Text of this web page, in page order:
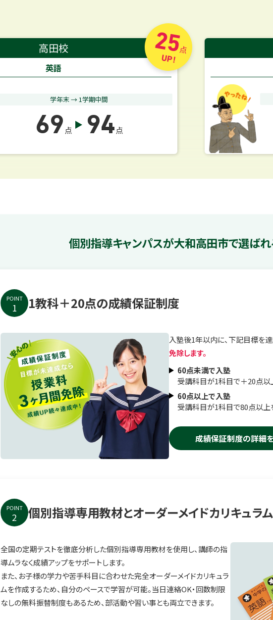
高田校
英語
学年末 → 1学期中間
69 点 94 点
25点
UP!
個別指導キャンパスが大和高田市で選ば
POINT
1 1教科＋20点の成績保証制度
入塾後1年以内に、下記目標を
免除します。
60点未満で入塾
受講科目が1科目で＋20点以
60点以上で入塾
受講科目が1科目で80点以上
成績保証制度の詳細
POINT
2 個別指導専用教材とオーダーメイドカリキュラム
全国の定期テストを徹底分析した個別指導専用教材を使用し、講師の指
導ムラなく成績アップをサポートします。
また、お子様の学力や苦手科目に合わせた完全オーダーメイドカリキュラ
ムを作成するため、自分のペースで学習が可能。当日連絡OK・回数制限
なしの無料振替制度もあるため、部活動や習い事とも両立できます。